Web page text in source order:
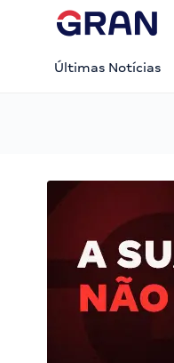
Últimas Notícias